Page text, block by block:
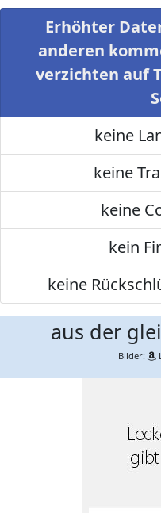
Erhöhter
anderen
verzichten auf
keine
keine
keine
kein
keine
aus der
Bilder: